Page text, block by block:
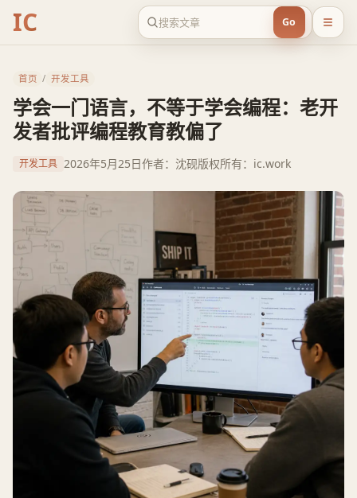
IC Go
首页 / 开发工具
学会一门语言，不等于学会编程：老开
发者批评编程教育教偏了
开发工具 2026年5月25日作者：沈砚版权所有：ic.work